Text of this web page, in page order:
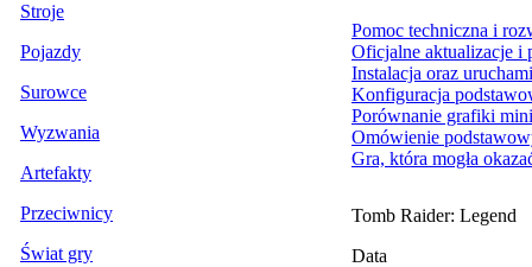
Stroje
Pojazdy
Surowce
Wyzwania
Artefakty
Przeciwnicy
Świat gry
Pomoc techniczna i
Oficjalne aktualizacje i
Instalacja oraz
Konfiguracja
Porównanie grafiki
Omówienie
Gra, która mogła
Tomb Raider: Legend
Data